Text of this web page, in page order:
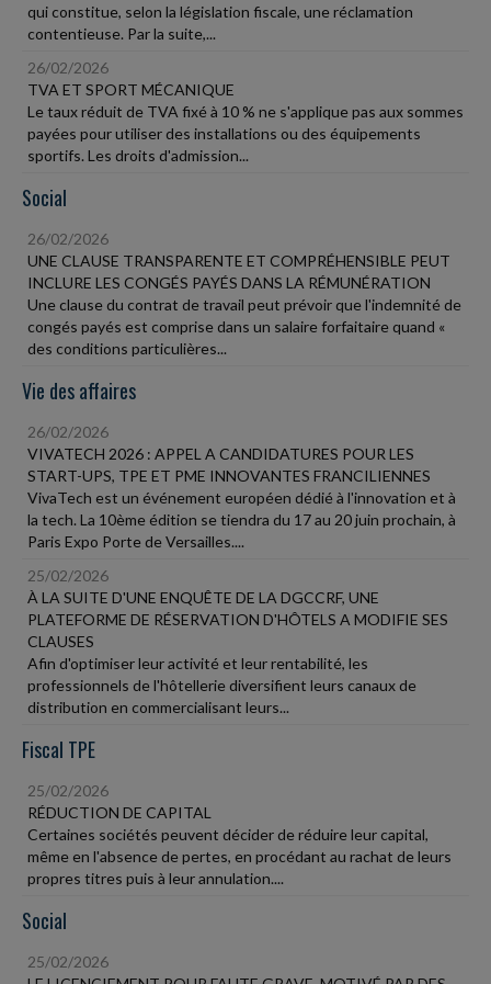
qui constitue, selon la législation fiscale, une réclamation
contentieuse. Par la suite,...
26/02/2026
TVA ET SPORT MÉCANIQUE
Le taux réduit de TVA fixé à 10 % ne s'applique pas aux sommes
payées pour utiliser des installations ou des équipements
sportifs. Les droits d'admission...
Social
26/02/2026
UNE CLAUSE TRANSPARENTE ET COMPRÉHENSIBLE PEUT
INCLURE LES CONGÉS PAYÉS DANS LA RÉMUNÉRATION
Une clause du contrat de travail peut prévoir que l'indemnité de
congés payés est comprise dans un salaire forfaitaire quand «
des conditions particulières...
Vie des affaires
26/02/2026
VIVATECH 2026 : APPEL A CANDIDATURES POUR LES
START-UPS, TPE ET PME INNOVANTES FRANCILIENNES
VivaTech est un événement européen dédié à l'innovation et à
la tech. La 10ème édition se tiendra du 17 au 20 juin prochain, à
Paris Expo Porte de Versailles....
25/02/2026
À LA SUITE D'UNE ENQUÊTE DE LA DGCCRF, UNE
PLATEFORME DE RÉSERVATION D'HÔTELS A MODIFIE SES
CLAUSES
Afin d'optimiser leur activité et leur rentabilité, les
professionnels de l'hôtellerie diversifient leurs canaux de
distribution en commercialisant leurs...
Fiscal TPE
25/02/2026
RÉDUCTION DE CAPITAL
Certaines sociétés peuvent décider de réduire leur capital,
même en l'absence de pertes, en procédant au rachat de leurs
propres titres puis à leur annulation....
Social
25/02/2026